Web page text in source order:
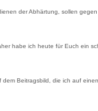
der Abhärtung, sollen
habe ich heute für Euch ein
Beitragsbild, die ich auf